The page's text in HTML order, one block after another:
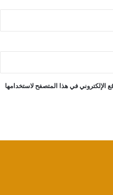
الإلكتروني في هذا المتصفح لاستخدامها